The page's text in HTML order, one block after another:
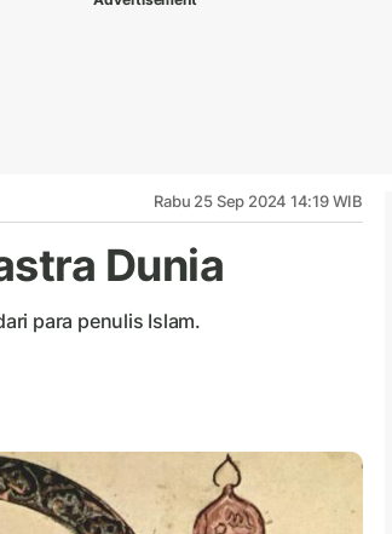
Rabu 25 Sep 2024 14:19 WIB
Dunia
para penulis Islam.